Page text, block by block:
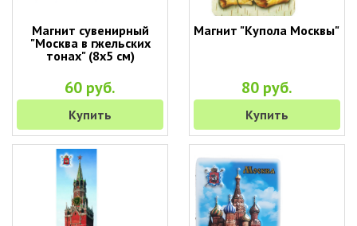
Магнит сувенирный
"Москва в гжельских
тонах" (8х5 см)
60 руб.
Купить
Магнит "Купола Москвы"
80 руб.
Купить